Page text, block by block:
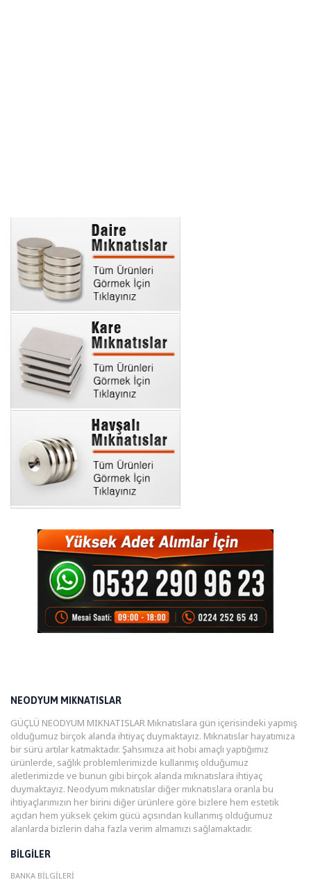
NEODYUM MIKNATISLAR
GÜÇLÜ NEODYUM MIKNATISLAR Mıknatıslara gün içerisindeki yapmış
olduğumuz birçok alanda ihtiyaç duymaktayız. Mıknatıslar hayatımıza
bir sürü artılar katmaktadır. Şahsımıza ait hobi amaçlı yaptığımız
ürünlerde, sağlık problemlerimizde kullanmış olduğumuz
aletlerimizde ve bunun gibi birçok alanda mıknatıslara ihtiyaç
duymaktayız. Neodyum mıknatıslar diğer mıknatıslara oranla bu
ihtiyaçlarımızın her birini diğer ürünlere göre bizlere hem estetik
açıdan hem yüksek çekim gücü açısından kullanmış olduğumuz
alanlarda bizlerin daha fazla verim almamızı sağlamaktadır.
BILGILER
BANKA BILGILERI